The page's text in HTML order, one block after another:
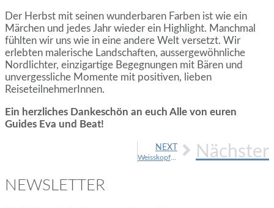
Der Herbst mit seinen wunderbaren Farben ist wie ein
Märchen und jedes Jahr wieder ein Highlight. Manchmal
fühlten wir uns wie in eine andere Welt versetzt. Wir
erlebten malerische Landschaften, aussergewöhnliche
Nordlichter, einzigartige Begegnungen mit Bären und
unvergessliche Momente mit positiven, lieben
ReiseteilnehmerInnen.
Ein herzliches Dankeschön an euch Alle von euren
Guides Eva und Beat!
NEXT
Weisskopf-Seeadler Fotoreise – ein Bericht Nächster
NEWSLETTER